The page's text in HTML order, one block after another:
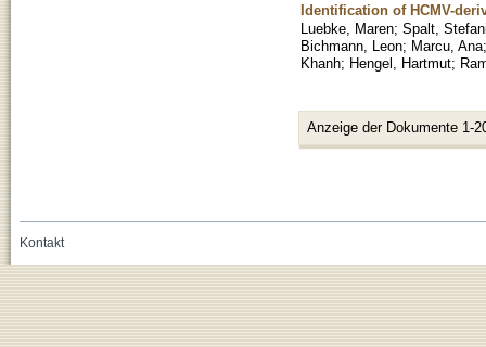
Identification of HCMV-
Luebke, Maren; Spalt,
Bichmann, Leon; Marcu, Ana
Khanh; Hengel, Hartmut;
Anzeige der Dokumente 1-
Kontakt